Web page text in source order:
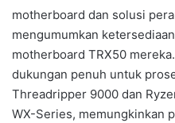
motherboard dan solusi
mengumumkan
motherboard TRX50
dukungan penuh untuk
Threadripper 9000 dan
WX-Series, memungkinkan